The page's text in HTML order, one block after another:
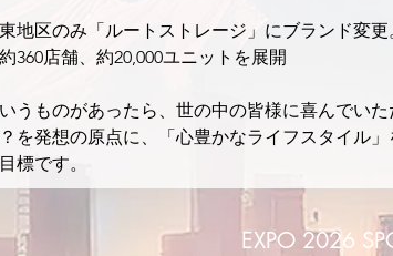
地区のみ「ルートストレージ」にブランド変更
360店舗、約20,000ユニットを展開
うものがあったら、世の中の皆様に喜んでいた
を発想の原点に、「心豊かなライフスタイル」
標です。
EXPO 2026